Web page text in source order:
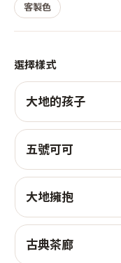
客製色
選擇樣式
大地的孩子
五號可可
大地擁抱
古典茶廊